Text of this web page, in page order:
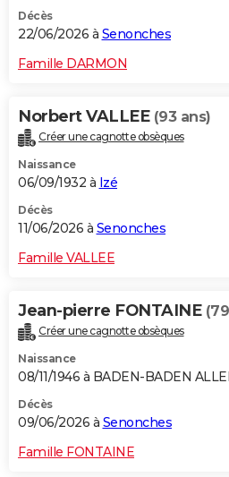
Décès
22/06/2026 à Senonches
Famille DARMON
Norbert VALLEE (93 ans)
Créer une cagnotte obsèques
Naissance
06/09/1932 à Izé
Décès
11/06/2026 à Senonches
Famille VALLEE
Jean-pierre FONTAINE
Créer une cagnotte obsèques
Naissance
08/11/1946 à BADEN-BADEN
Décès
09/06/2026 à Senonches
Famille FONTAINE